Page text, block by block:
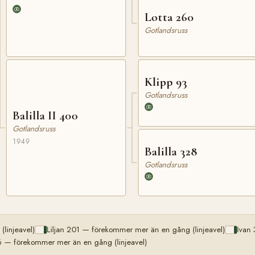
Balilla II 400
Gotlandsruss
1949
Lotta 260
Gotlandsruss
Klipp 93
Gotlandsruss
Balilla 328
Gotlandsruss
Liljan 201 — förekommer mer än en gång (linjeavel)
Ivan
— förekommer mer än en gång (linjeavel)